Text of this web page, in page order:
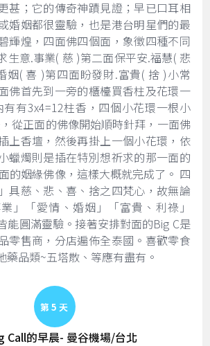
甚；它的傳奇神蹟見證；早已口耳相
婚姻都很靈驗，也是港台明星們的最
輝煌，四面佛四個面，象徵四種不同
生意.事業( 慈 )第二面保平安.福慧( 悲
姻( 喜 )第四面盼發財.富貴( 捨 )小常
佛首先到一旁的櫃檯買香柱及花環一
有3x4=12柱香，四個小花環一根小
從正面的佛像開始順時針拜，一面佛
上香壇，然後再掛上一個小花環，依
蠟燭則是插在特別想祈求的那一面的
的姻緣佛像，這樣大概就完成了。 四
具慈、悲、喜、捨之四梵心，故無論
」「愛情、婚姻」「富貴、利祿」
能圓滿靈驗。接著安排對面的Big C是
零售商，分店遍佈全泰國。喜歡零食
藥品類~五塔散、等應有盡有。
Day 5
Call的早晨- 曼谷機場/台北